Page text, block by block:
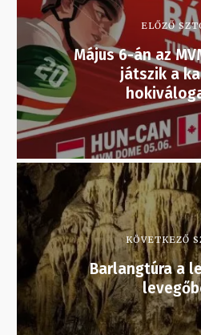
ELŐZŐ
Május 6-án az
játszik a
KÖVETKEZŐ
Barlangtúra a